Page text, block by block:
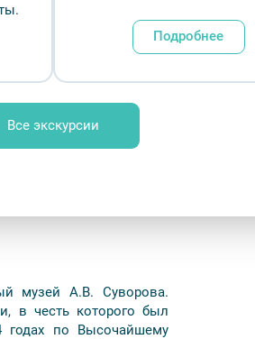
Лори /
Подробнее
Все экскурсии
музей А.В. Суворова.
в честь которого был
годах по Высочайшему